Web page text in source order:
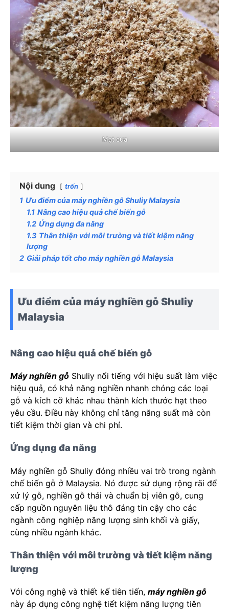
Mạt cưa
Nội dung trốn
1 Ưu điểm của máy nghiền gỗ Shuliy Malaysia
1.1 Nâng cao hiệu quả chế biến gỗ
1.2 Ứng dụng đa năng
1.3 Thân thiện với môi trường và tiết kiệm năng
lượng
2 Giải pháp tốt cho máy nghiền gỗ Malaysia
Ưu điểm của máy nghiền gỗ Shuliy
Malaysia
Nâng cao hiệu quả chế biến gỗ
Máy nghiền gỗ Shuliy nổi tiếng với hiệu suất làm việc
hiệu quả, có khả năng nghiền nhanh chóng các loại
gỗ và kích cỡ khác nhau thành kích thước hạt theo
yêu cầu. Điều này không chỉ tăng năng suất mà còn
tiết kiệm thời gian và chi phí.
Ứng dụng đa năng
Máy nghiền gỗ Shuliy đóng nhiều vai trò trong ngành
chế biến gỗ ở Malaysia. Nó được sử dụng rộng rãi để
xử lý gỗ, nghiền gỗ thải và chuẩn bị viên gỗ, cung
cấp nguồn nguyên liệu thô đáng tin cậy cho các
ngành công nghiệp năng lượng sinh khối và giấy,
cùng nhiều ngành khác.
Thân thiện với môi trường và tiết kiệm năng
lượng
Với công nghệ và thiết kế tiên tiến, máy nghiền gỗ
này áp dụng công nghệ tiết kiệm năng lượng tiên